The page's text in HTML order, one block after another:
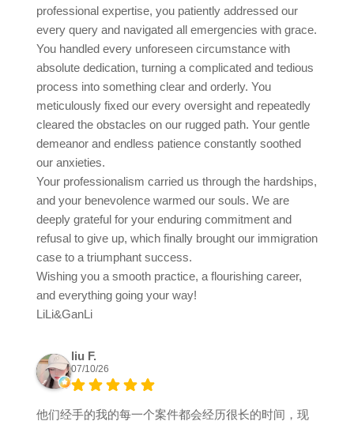
professional expertise, you patiently addressed our
every query and navigated all emergencies with grace.
You handled every unforeseen circumstance with
absolute dedication, turning a complicated and tedious
process into something clear and orderly. You
meticulously fixed our every oversight and repeatedly
cleared the obstacles on our rugged path. Your gentle
demeanor and endless patience constantly soothed
our anxieties.
Your professionalism carried us through the hardships,
and your benevolence warmed our souls. We are
deeply grateful for your enduring commitment and
refusal to give up, which finally brought our immigration
case to a triumphant success.
Wishing you a smooth practice, a flourishing career,
and everything going your way!
LiLi&GanLi
liu F.
07/10/26
他们经手的我的每一个案件都会经历很长的时间，现